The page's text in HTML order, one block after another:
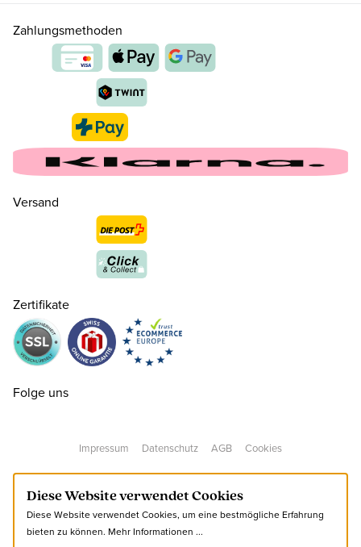
35 CHF 159.00
CHF 159.00
38 CHF 159.00
39 CHF 159.00
Zahlungsmethoden
Versand
Zertifikate
Folge uns
Impressum Datenschutz AGB Cookies
Diese Website verwendet Cookies
Diese Website verwendet Cookies, um eine bestmögliche Erfahrung
bieten zu können. Mehr Informationen ...